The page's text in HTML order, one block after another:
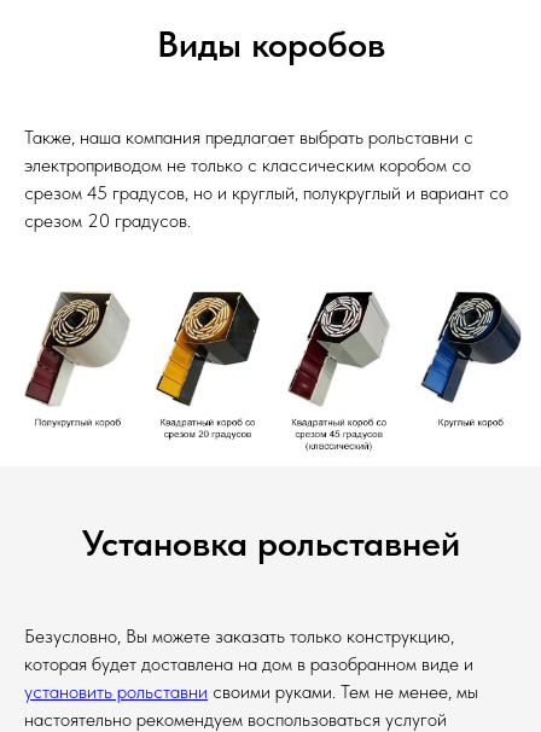
Виды коробов
Также, наша компания предлагает выбрать рольставни с
электроприводом не только с классическим коробом со
срезом 45 градусов, но и круглый, полукруглый и вариант со
срезом 20 градусов.
Установка рольставней
Безусловно, Вы можете заказать только конструкцию,
которая будет доставлена на дом в разобранном виде и
установить рольставни своими руками. Тем не менее, мы
настоятельно рекомендуем воспользоваться услугой